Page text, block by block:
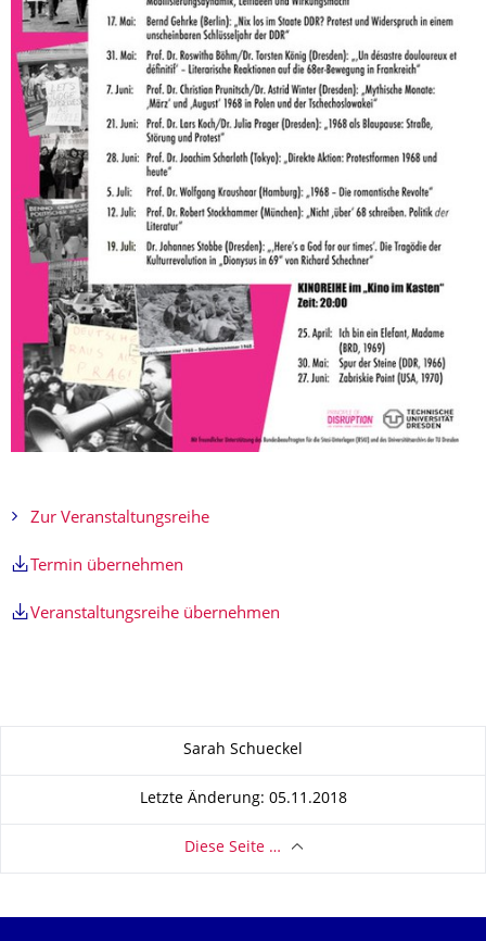
Zur Veranstaltungsreihe
Termin übernehmen
Veranstaltungsreihe übernehmen
Sarah Schueckel
Letzte Änderung: 05.11.2018
Diese Seite …